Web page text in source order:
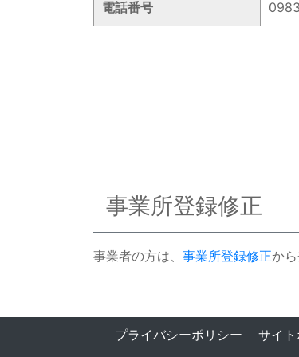
電話番号
事業所登録修正
事業者の方は、 事業所登録修正か
プライバシーポリシー サイ